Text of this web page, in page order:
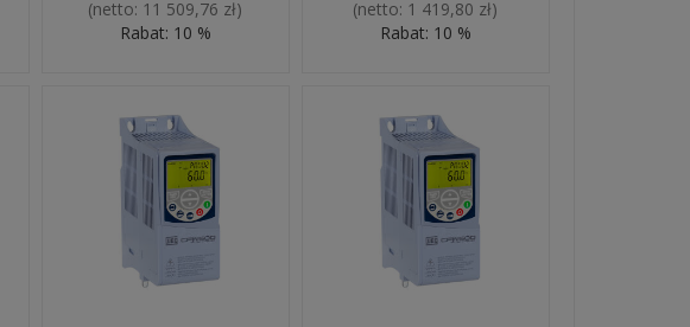
(netto: 11 509,76 zł)
Rabat: 10 %
(netto: 1 419,80 zł)
Rabat: 10 %